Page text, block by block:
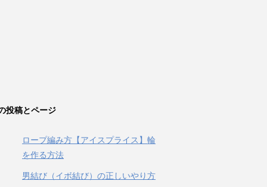
投稿とページ
ロープ編み方【アイスプライス】輪
を作る方法
男結び（イボ結び）の正しいやり方